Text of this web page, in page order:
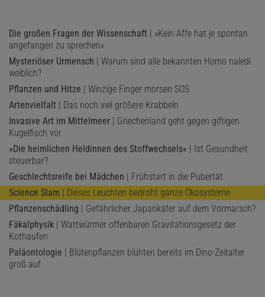
Die großen Fragen der Wissenschaft | »Kein Affe hat je spontan
angefangen zu sprechen«
Mysteriöser Urmensch | Warum sind alle bekannten Homo naledi
weiblich?
Pflanzen und Hitze | Winzige Finger morsen SOS
Artenvielfalt | Das noch viel größere Krabbeln
Invasive Art im Mittelmeer | Griechenland geht gegen giftigen
Kugelfisch vor
»Die heimlichen Heldinnen des Stoffwechsels« | Ist Gesundheit
steuerbar?
Geschlechtsreife bei Mädchen | Frühstart in die Pubertät
Science Slam | Dieses Leuchten bedroht ganze Ökosysteme
Pflanzenschädling | Gefährlicher Japankäfer auf dem Vormarsch?
Fäkalphysik | Wattwürmer offenbaren Gravitationsgesetz der
Kothaufen
Paläontologie | Blütenpflanzen blühten bereits im Dino-Zeitalter
groß auf